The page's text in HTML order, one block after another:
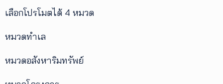
เลือกโปรโมตได้ 4 หมวด
หมวดทำเล
หมวดอสังหาริมทรัพย์